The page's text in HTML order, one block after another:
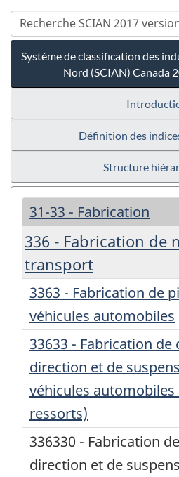
Système de classification des
Nord (SCIAN) Canada
Définition des
Structure
31-33 - Fabrication
336 - Fabrication de
transport
3363 - Fabrication de
véhicules automobiles
33633 - Fabrication
direction et de
véhicules automobiles
ressorts)
336330 - Fabrication
direction et de